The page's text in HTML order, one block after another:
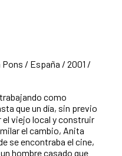
Pons / España / 2001 /
como
que un día, sin previo
el viejo local y construir
el cambio, Anita
se encontraba el cine,
hombre casado que